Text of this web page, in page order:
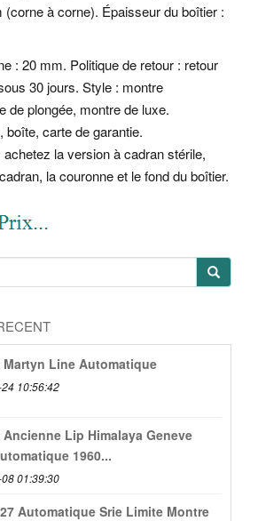
(corne à corne). Épaisseur du boîtier :
: 20 mm. Politique de retour : retour
30 jours. Style : montre
de plongée, montre de luxe.
boîte, carte de garantie.
la version à cadran stérile,
la couronne et le fond du boîtier.
Martyn Line Automatique
10:56:42
Ancienne Lip Himalaya Geneve
1960...
01:39:30
Automatique Srie Limite Montre